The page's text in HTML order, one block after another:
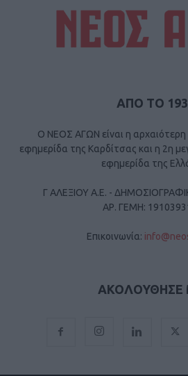
ΑΠΟ ΤΟ
Ο ΝΕΟΣ ΑΓΩΝ είναι η αρχαιότερη
εφημερίδα της Καρδίτσας και η 2η
εφημερίδα της
Γ ΑΛΕΞΙΟΥ Α.Ε. -
ΑΡ. ΓΕΜΗ:
Επικοινωνία:
ΑΚΟΛΟΥΘΗΣΕ